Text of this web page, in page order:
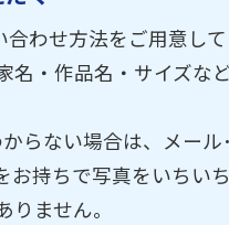
わせ方法をご用意して
・作品名・サイズな
らない場合は、メー
お持ちで写真をいちい
ません。